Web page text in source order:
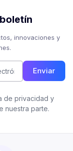
innovaciones y
Enviar
de privacidad y
nuestra parte.